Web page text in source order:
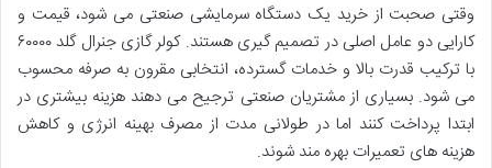
وقتی صحبت از خرید یک دستگاه سرمایشی صنعتی می شود، قیمت و
کارایی دو عامل اصلی در تصمیم گیری هستند. کولر گازی جنرال گلد ۶۰۰۰۰
با ترکیب قدرت بالا و خدمات گسترده، انتخابی مقرون به صرفه محسوب
می شود. بسیاری از مشتریان صنعتی ترجیح می دهند هزینه بیشتری در
ابتدا پرداخت کنند اما در طولانی مدت از مصرف بهینه انرژی و کاهش
هزینه های تعمیرات بهره مند شوند.